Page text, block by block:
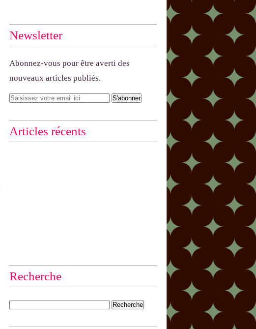
Newsletter
Abonnez-vous pour être averti des
nouveaux articles publiés.
Articles récents
Recherche